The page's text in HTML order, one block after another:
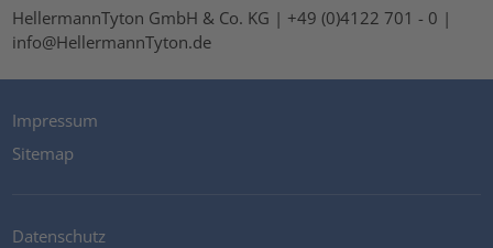
HellermannTyton GmbH & Co. KG | +49 (0)4122 701 - 0 |
info@HellermannTyton.de
Impressum
Sitemap
Datenschutz